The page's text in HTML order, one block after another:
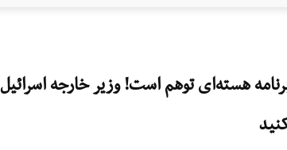
کیهان
هسته‌ای توهم است! وزیر خارجه